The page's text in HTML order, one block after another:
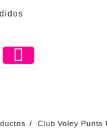
Club Voley Punta